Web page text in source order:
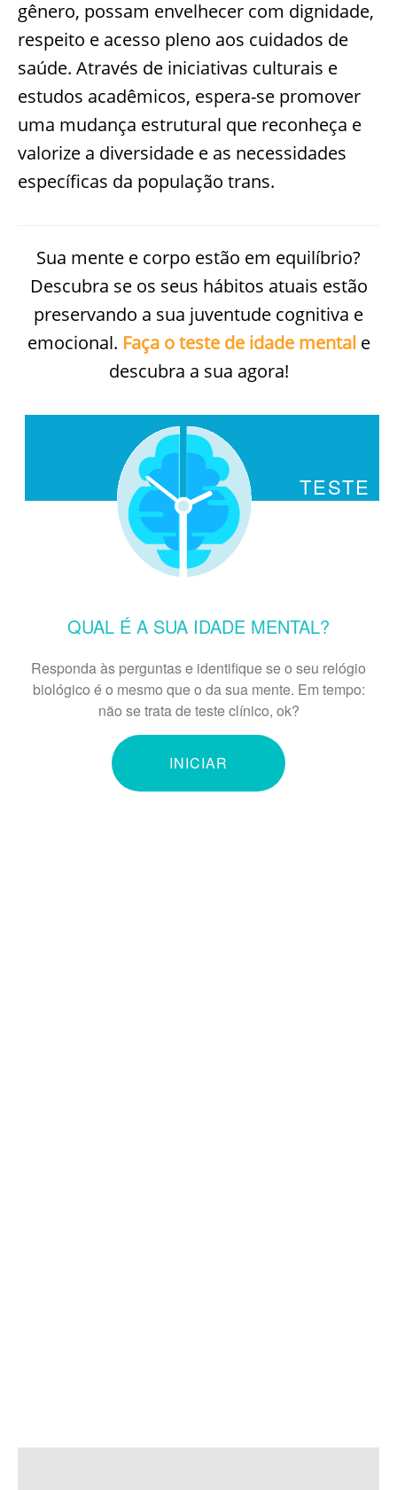
gênero, possam envelhecer com dignidade,
respeito e acesso pleno aos cuidados de
saúde. Através de iniciativas culturais e
estudos acadêmicos, espera-se promover
uma mudança estrutural que reconheça e
valorize a diversidade e as necessidades
específicas da população trans.
Sua mente e corpo estão em equilíbrio?
Descubra se os seus hábitos atuais estão
preservando a sua juventude cognitiva e
emocional. Faça o teste de idade mentale
descubra a sua agora!